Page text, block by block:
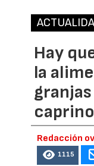
Hay
la
Redacción
1115